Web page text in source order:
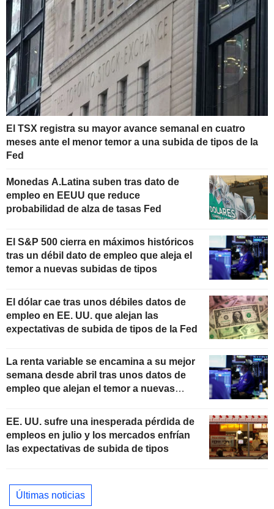
El TSX registra su mayor avance semanal en cuatro
meses ante el menor temor a una subida de tipos de la
Fed
Monedas A.Latina suben tras dato de
empleo en EEUU que reduce
probabilidad de alza de tasas Fed
El S&P 500 cierra en máximos históricos
tras un débil dato de empleo que aleja el
temor a nuevas subidas de tipos
El dólar cae tras unos débiles datos de
empleo en EE. UU. que alejan las
expectativas de subida de tipos de la Fed
La renta variable se encamina a su mejor
semana desde abril tras unos datos de
empleo que alejan el temor a nuevas
EE. UU. sufre una inesperada pérdida de
empleos en julio y los mercados enfrían
las expectativas de subida de tipos
Últimas noticias